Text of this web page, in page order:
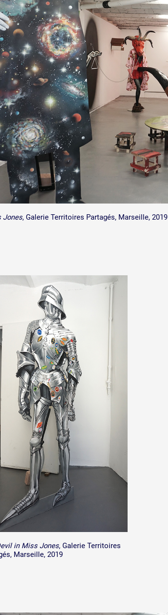
public
Jones, Galerie Territoires Partagés, Marseille, 2019
in Miss Jones, Galerie Territoires
Marseille, 2019